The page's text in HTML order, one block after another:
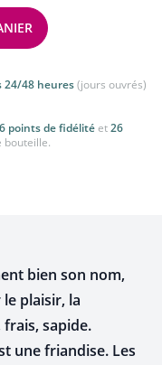
24/48 heures(jours ouvrés)
points de fidélité et26
bouteille.
bien son nom,
plaisir, la
sapide.
une friandise. Les